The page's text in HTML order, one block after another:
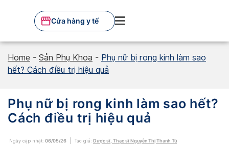
Cửa hàng y tế
Home - Sản Phụ Khoa - Phụ nữ bị rong kinh làm sao
hết? Cách điều trị hiệu quả
Phụ nữ bị rong kinh làm sao hết?
Cách điều trị hiệu quả
Ngày cập nhật: 06/05/26 Tác giả: Dược sĩ, Thạc sĩ Nguyễn Thị Thanh Tú